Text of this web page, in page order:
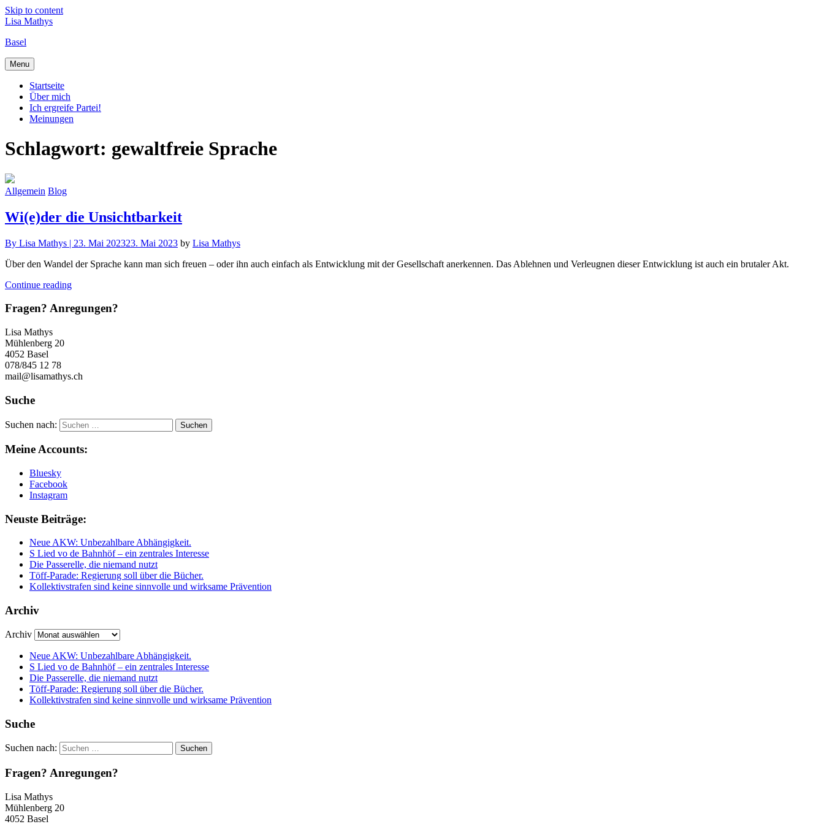
Skip to content
Lisa Mathys
Basel
Menu
Startseite
Über mich
Ich ergreife Partei!
Meinungen
Schlagwort: gewaltfreie Sprache
Allgemein Blog
Wi(e)der die Unsichtbarkeit
By Lisa Mathys | 23. Mai 202323. Mai 2023 by Lisa Mathys
Über den Wandel der Sprache kann man sich freuen – oder ihn auch einfach als Entwicklung mit der Gesellschaft anerkennen. Das Ablehnen und Verleugnen dieser Entwicklung ist auch ein brutaler Akt.
Continue reading
Fragen? Anregungen?
Lisa Mathys
Mühlenberg 20
4052 Basel
078/845 12 78
mail@lisamathys.ch
Suche
Suchen nach:
Meine Accounts:
Bluesky
Facebook
Instagram
Neuste Beiträge:
Neue AKW: Unbezahlbare Abhängigkeit.
S Lied vo de Bahnhöf – ein zentrales Interesse
Die Passerelle, die niemand nutzt
Töff-Parade: Regierung soll über die Bücher.
Kollektivstrafen sind keine sinnvolle und wirksame Prävention
Archiv
Archiv
Neue AKW: Unbezahlbare Abhängigkeit.
S Lied vo de Bahnhöf – ein zentrales Interesse
Die Passerelle, die niemand nutzt
Töff-Parade: Regierung soll über die Bücher.
Kollektivstrafen sind keine sinnvolle und wirksame Prävention
Suche
Suchen nach:
Fragen? Anregungen?
Lisa Mathys
Mühlenberg 20
4052 Basel